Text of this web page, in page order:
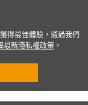
得最佳體驗，通過我們
最新隱私權政策 。